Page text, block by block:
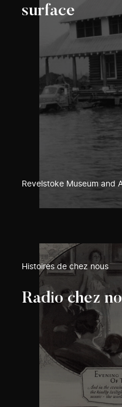
surface
Revelstoke Museum and
Histoires de chez nous
Radio chez